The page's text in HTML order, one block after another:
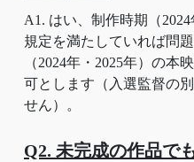
A1. はい、制作時期（
規定を満たしていれば問
（2024年・2025年）の本
可とします（入選監督の
せん）。
Q2. 未完成の作品で